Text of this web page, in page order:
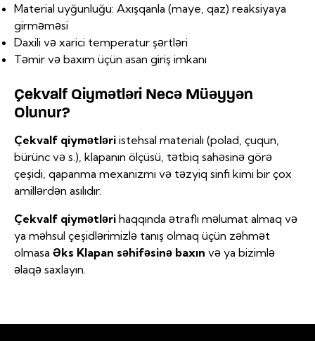
Material uyğunluğu: Axışqanla (maye, qaz) reaksiyaya
girməməsi
Daxili və xarici temperatur şərtləri
Təmir və baxım üçün asan giriş imkanı
Çekvalf Qiymətləri Necə Müəyyən
Olunur?
Çekvalf qiymətləri istehsal materialı (polad, çuqun,
bürünc və s.), klapanın ölçüsü, tətbiq sahəsinə görə
çeşidi, qapanma mexanizmi və təzyiq sinfi kimi bir çox
amillərdən asılıdır.
Çekvalf qiymətləri haqqında ətraflı məlumat almaq və
ya məhsul çeşidlərimizlə tanış olmaq üçün zəhmət
olmasa Əks Klapan səhifəsinə baxın və ya bizimlə
əlaqə saxlayın.